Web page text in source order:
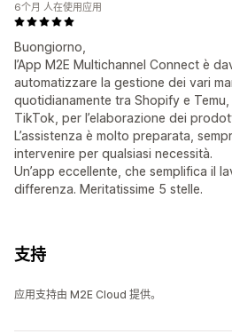
Buongiorno,
l’App M2E Multichannel Connect è
automatizzare la gestione dei vari
quotidianamente tra Shopify e
TikTok, per l’elaborazione dei
L’assistenza è molto preparata,
intervenire per qualsiasi necessità.
Un’app eccellente, che semplifica il
differenza. Meritatissime 5 stelle.
6个月 人在使用应用
支持
应用支持由 M2E Cloud 提供。